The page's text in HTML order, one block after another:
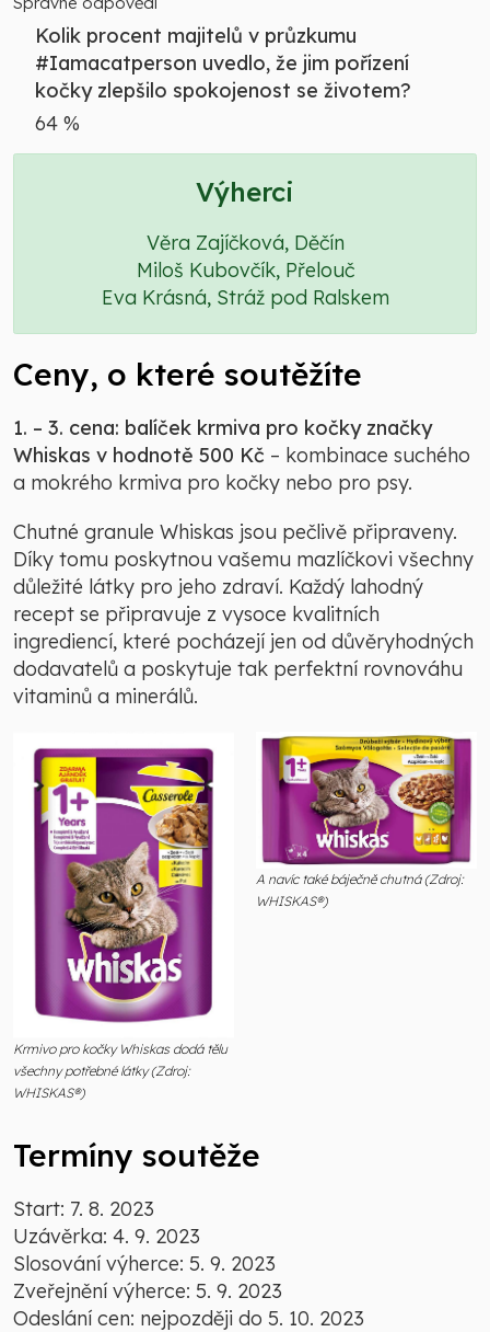
Kolik procent majitelů v průzkumu
#Iamacatperson uvedlo, že jim pořízení
kočky zlepšilo spokojenost se životem?
64 %
Výherci
Věra Zajíčková, Děčín
Miloš Kubovčík, Přelouč
Eva Krásná, Stráž pod Ralskem
Ceny, o které soutěžíte
1. – 3. cena: balíček krmiva pro kočky značky
Whiskas v hodnotě 500 Kč – kombinace suchého
a mokrého krmiva pro kočky nebo pro psy.
Chutné granule Whiskas jsou pečlivě připraveny.
Díky tomu poskytnou vašemu mazlíčkovi všechny
důležité látky pro jeho zdraví. Každý lahodný
recept se připravuje z vysoce kvalitních
ingrediencí, které pocházejí jen od důvěryhodných
dodavatelů a poskytuje tak perfektní rovnováhu
vitaminů a minerálů.
Krmivo pro kočky Whiskas dodá tělu
všechny potřebné látky (Zdroj:
WHISKAS®)
A navíc také báječně chutná (Zdroj:
WHISKAS®)
Termíny soutěže
Start: 7. 8. 2023
Uzávěrka: 4. 9. 2023
Slosování výherce: 5. 9. 2023
Zveřejnění výherce: 5. 9. 2023
Odeslání cen: nejpozději do 5. 10. 2023